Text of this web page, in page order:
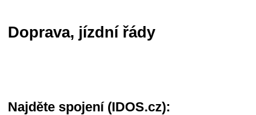
Doprava, jízdní řády
Najděte spojení (IDOS.cz):